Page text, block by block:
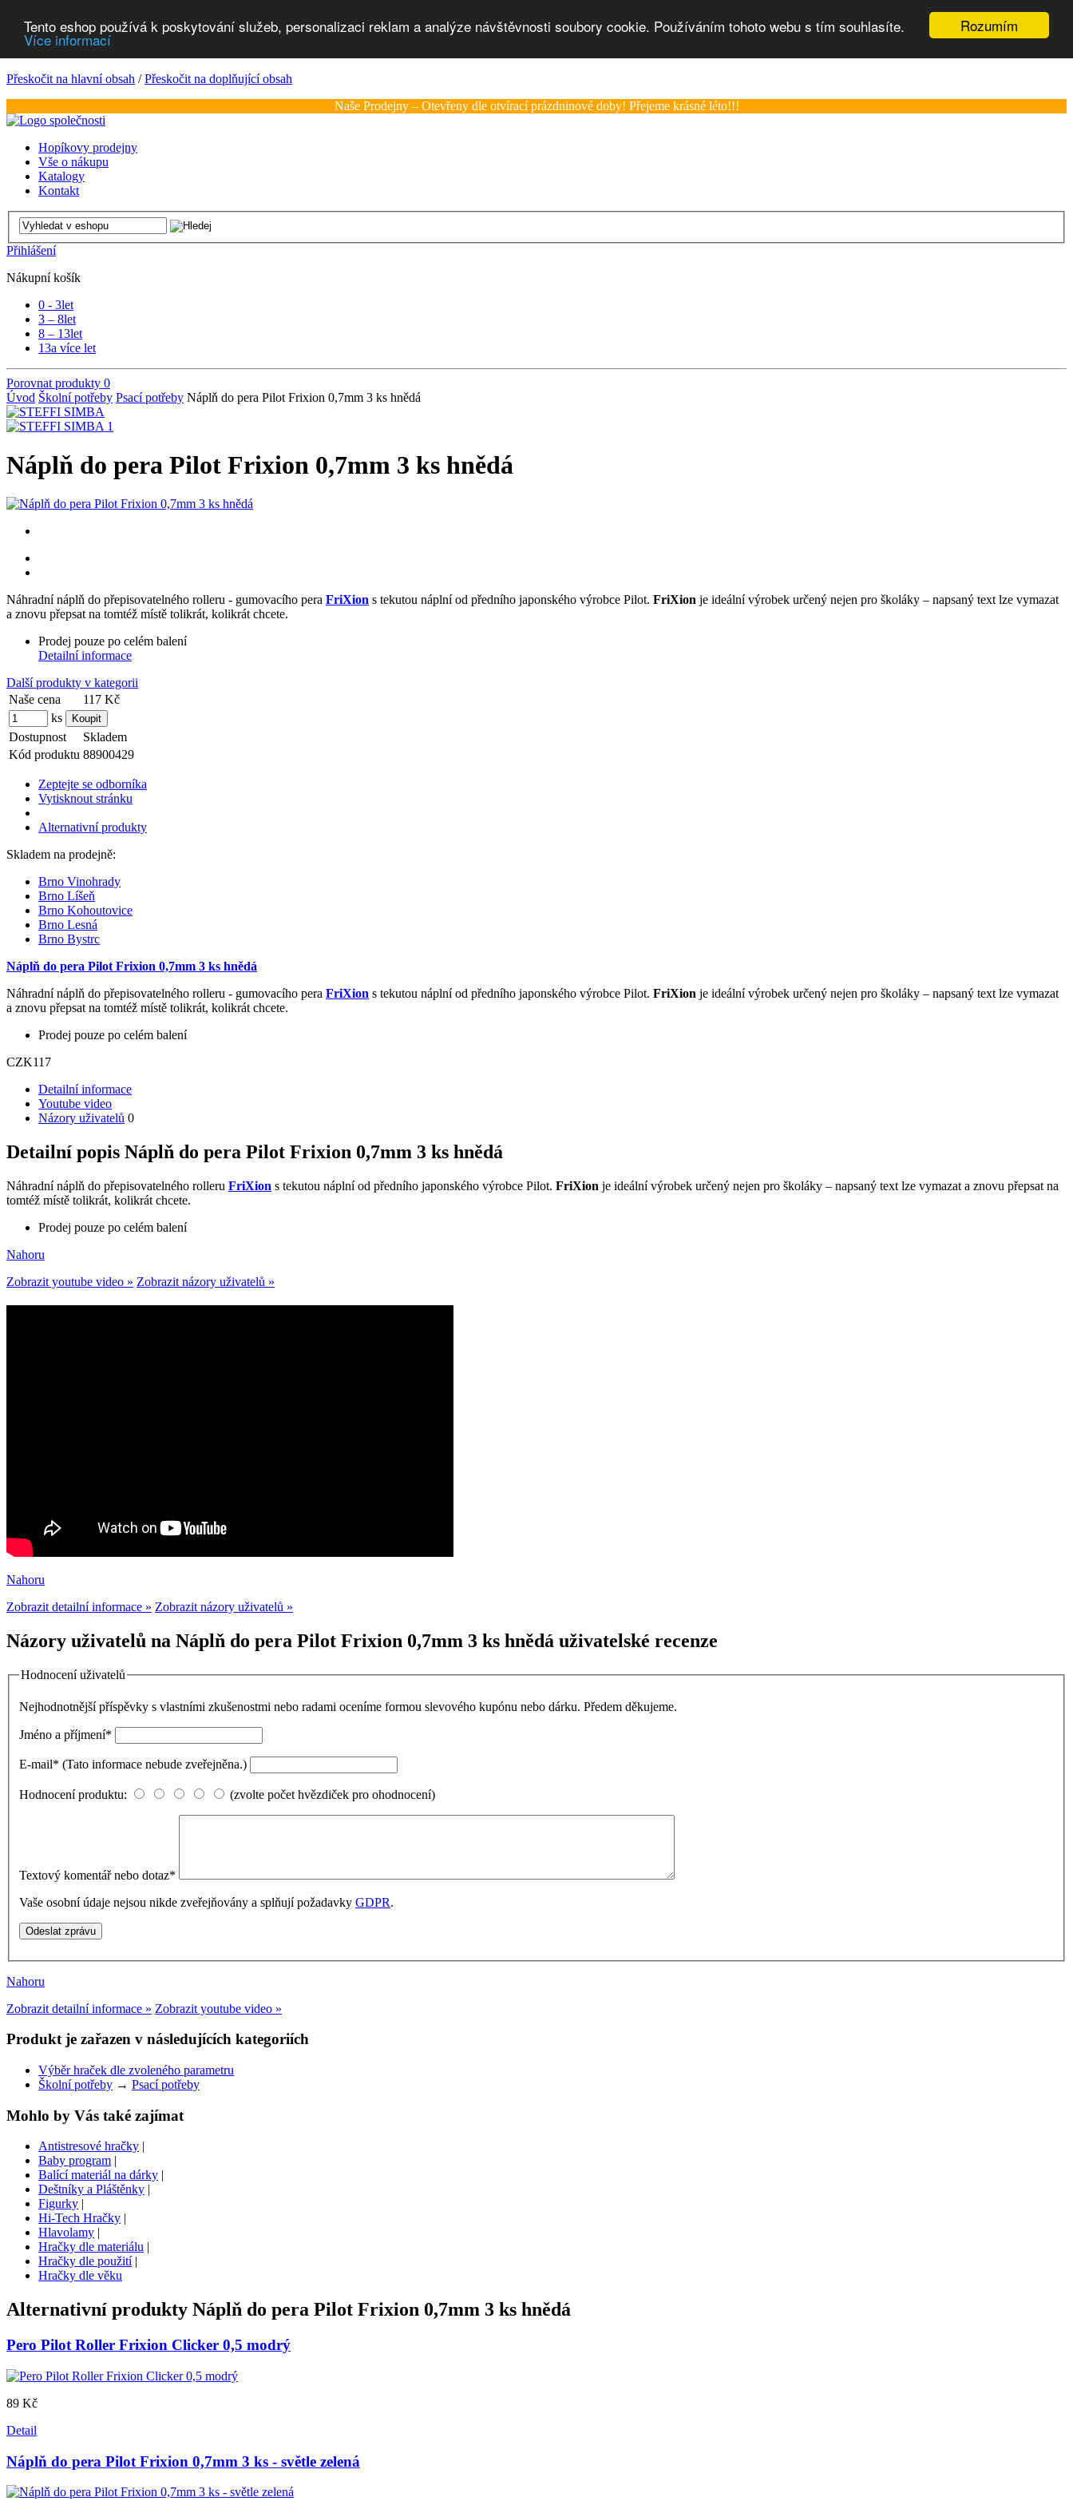
Rozumím
Tento eshop používá k poskytování služeb, personalizaci reklam a analýze návštěvnosti soubory cookie. Používáním tohoto webu s tím souhlasíte.
Více informací
Přeskočit na hlavní obsah /Přeskočit na doplňující obsah
Naše Prodejny – Otevřeny dle otvírací prázdninové doby! Přejeme krásné léto!!!
Hopíkovy prodejny
Vše o nákupu
Katalogy
Kontakt
Přihlášení
Nákupní košík
0 - 3let
3 – 8let
8 – 13let
13a více let
Porovnat produkty 0
Úvod Školní potřeby Psací potřeby Náplň do pera Pilot Frixion 0,7mm 3 ks hnědá
Náplň do pera Pilot Frixion 0,7mm 3 ks hnědá
Náhradní náplň do přepisovatelného rolleru - gumovacího pera FriXion s tekutou náplní od předního japonského výrobce Pilot. FriXion je ideální výrobek určený nejen pro školáky – napsaný text lze vymazat
a znovu přepsat na tomtéž místě tolikrát, kolikrát chcete.
Prodej pouze po celém balení
Detailní informace
Další produkty v kategorii
Naše cena
117 Kč
ks
Dostupnost
Skladem
Kód produktu 88900429
Zeptejte se odborníka
Vytisknout stránku
Alternativní produkty
Skladem na prodejně:
Brno Vinohrady
Brno Líšeň
Brno Kohoutovice
Brno Lesná
Brno Bystrc
Náplň do pera Pilot Frixion 0,7mm 3 ks hnědá
Náhradní náplň do přepisovatelného rolleru - gumovacího pera FriXion s tekutou náplní od předního japonského výrobce Pilot. FriXion je ideální výrobek určený nejen pro školáky – napsaný text lze vymazat
a znovu přepsat na tomtéž místě tolikrát, kolikrát chcete.
Prodej pouze po celém balení
CZK117
Detailní informace
Youtube video
Názory uživatelů 0
Detailní popis Náplň do pera Pilot Frixion 0,7mm 3 ks hnědá
Náhradní náplň do přepisovatelného rolleru FriXion s tekutou náplní od předního japonského výrobce Pilot. FriXion je ideální výrobek určený nejen pro školáky – napsaný text lze vymazat a znovu přepsat na
tomtéž místě tolikrát, kolikrát chcete.
Prodej pouze po celém balení
Nahoru
Zobrazit youtube video » Zobrazit názory uživatelů »
Nahoru
Zobrazit detailní informace » Zobrazit názory uživatelů »
Názory uživatelů na Náplň do pera Pilot Frixion 0,7mm 3 ks hnědá uživatelské recenze
Hodnocení uživatelů
Nejhodnotnější příspěvky s vlastními zkušenostmi nebo radami oceníme formou slevového kupónu nebo dárku. Předem děkujeme.
Jméno a příjmení*
E-mail* (Tato informace nebude zveřejněna.)
Hodnocení produktu: (zvolte počet hvězdiček pro ohodnocení)
Textový komentář nebo dotaz*
Vaše osobní údaje nejsou nikde zveřejňovány a splňují požadavky GDPR.
Nahoru
Zobrazit detailní informace » Zobrazit youtube video »
Produkt je zařazen v následujících kategoriích
Výběr hraček dle zvoleného parametru
Školní potřeby → Psací potřeby
Mohlo by Vás také zajímat
Antistresové hračky
Baby program
Balící materiál na dárky
Deštníky a Pláštěnky
Figurky
Hi-Tech Hračky
Hlavolamy
Hračky dle materiálu
Hračky dle použití
Hračky dle věku
Alternativní produkty Náplň do pera Pilot Frixion 0,7mm 3 ks hnědá
Pero Pilot Roller Frixion Clicker 0,5 modrý
89 Kč
Detail
Náplň do pera Pilot Frixion 0,7mm 3 ks - světle zelená